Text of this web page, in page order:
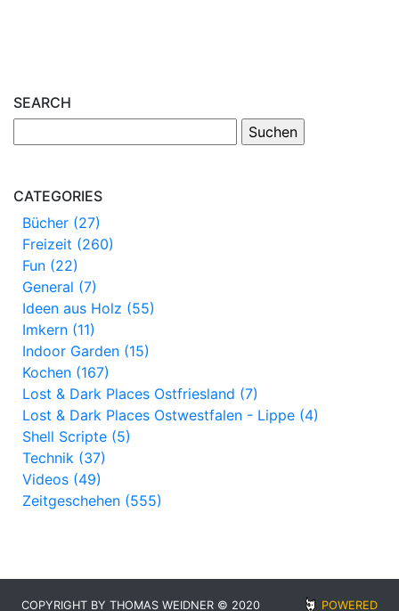
SEARCH
CATEGORIES
Bücher (27)
Freizeit (260)
Fun (22)
General (7)
Ideen aus Holz (55)
Imkern (11)
Indoor Garden (15)
Kochen (167)
Lost & Dark Places Ostfriesland (7)
Lost & Dark Places Ostwestfalen - Lippe (4)
Shell Scripte (5)
Technik (37)
Videos (49)
Zeitgeschehen (555)
COPYRIGHT BY THOMAS WEIDNER © 2020 POWERED